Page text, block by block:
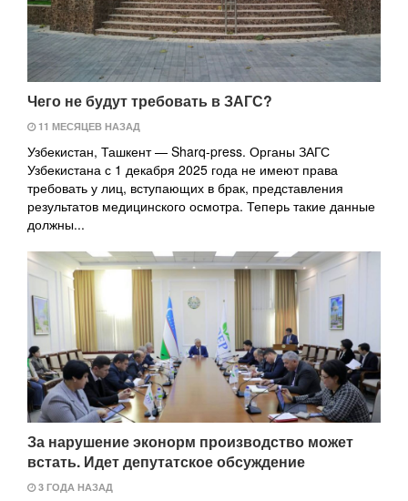
Чего не будут требовать в ЗАГС?
11 МЕСЯЦЕВ НАЗАД
Узбекистан, Ташкент — Sharq-press. Органы ЗАГС
Узбекистана с 1 декабря 2025 года не имеют права
требовать у лиц, вступающих в брак, представления
результатов медицинского осмотра. Теперь такие данные
должны...
За нарушение эконорм производство может
встать. Идет депутатское обсуждение
3 ГОДА НАЗАД